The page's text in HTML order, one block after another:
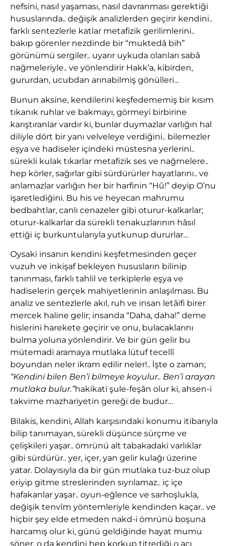
nefsini, nasıl yaşaması, nasıl davranması gerektiği
hususlarında.. değişik analizlerden geçirir kendini..
farklı sentezlerle katlar metafizik gerilimlerini..
bakıp görenler nezdinde bir “muktedâ bih”
görünümü sergiler.. uyarır uykuda olanları sabâ
nağmeleriyle.. ve yönlendirir Hakk’a, kibirden,
gururdan, ucubdan arınabilmiş gönülleri…
Bunun aksine, kendilerini keşfedememiş bir kısım
tıkanık ruhlar ve bakmayı, görmeyi birbirine
karıştıranlar vardır ki, bunlar duymazlar varlığın hal
diliyle dört bir yanı velveleye verdiğini.. bilemezler
eşya ve hadiseler içindeki müstesna yerlerini..
sürekli kulak tıkarlar metafizik ses ve nağmelere..
hep körler, sağırlar gibi sürdürürler hayatlarını.. ve
anlamazlar varlığın her bir harfinin “Hû!” deyip O’nu
işaretlediğini. Bu his ve heyecan mahrumu
bedbahtlar, canlı cenazeler gibi oturur-kalkarlar;
oturur-kalkarlar da sürekli tenakuzlarının hâsıl
ettiği iç burkuntularıyla yutkunup dururlar…
Oysaki insanın kendini keşfetmesinden geçer
vuzuh ve inkişaf bekleyen hususların bilinip
tanınması, farklı tahlil ve terkiplerle eşya ve
hadiselerin gerçek mahiyetlerinin anlaşılması. Bu
analiz ve sentezlerle akıl, ruh ve insan letâifi birer
mercek haline gelir; insanda “Daha, daha!” deme
hislerini harekete geçirir ve onu, bulacaklarını
bulma yoluna yönlendirir. Ve bir gün gelir bu
mütemadi aramaya mutlaka lütuf tecellî
boyundan neler ikram edilir neler!.. İşte o zaman;
“Kendini bilen Ben’i bilmeye koyulur.. Ben’i arayan
mutlaka bulur.”hakikati şule-feşân olur ki, ahsen-i
takvime mazhariyetin gereği de budur…
Bilakis, kendini, Allah karşısındaki konumu itibarıyla
bilip tanımayan, sürekli düşünce sürçme ve
çelişkileri yaşar.. ömrünü alt tabakadaki varlıklar
gibi sürdürür.. yer, içer, yan gelir kulağı üzerine
yatar. Dolayısıyla da bir gün mutlaka tuz-buz olup
eriyip gitme streslerinden sıyrılamaz.. iç içe
hafakanlar yaşar.. oyun-eğlence ve sarhoşlukla,
değişik tenvîm yöntemleriyle kendinden kaçar.. ve
hiçbir şey elde etmeden nakd-i ömrünü boşuna
harcamış olur ki, günü geldiğinde hayat mumu
söner, o da kendini hep korkup titrediği o acı